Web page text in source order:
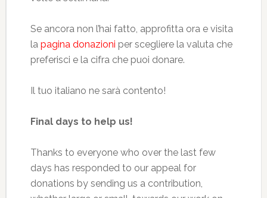
Se ancora non l’hai fatto, approfitta ora e visita
la pagina donazioni per scegliere la valuta che
preferisci e la cifra che puoi donare.
Il tuo italiano ne sarà contento!
Final days to help us!
Thanks to everyone who over the last few
days has responded to our appeal for
donations by sending us a contribution,